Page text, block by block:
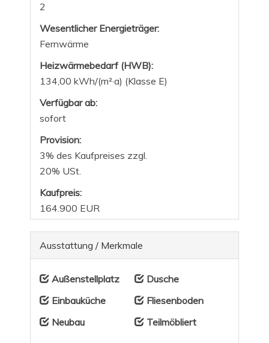
2
Wesentlicher Energieträger:
Fernwärme
Heizwärmebedarf (HWB):
134,00 kWh/(m²·a) (Klasse E)
Verfügbar ab:
sofort
Provision:
3% des Kaufpreises zzgl.
20% USt.
Kaufpreis:
164.900 EUR
Ausstattung / Merkmale
Außenstellplatz
Dusche
Einbauküche
Fliesenboden
Neubau
Teilmöbliert